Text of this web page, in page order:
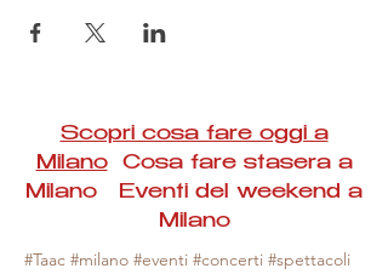
Scopri cosa fare oggi a
MilanoCosa fare stasera a
Milano Eventi del weekend a
Milano
#Taac #milano #eventi #concerti #spettacoli